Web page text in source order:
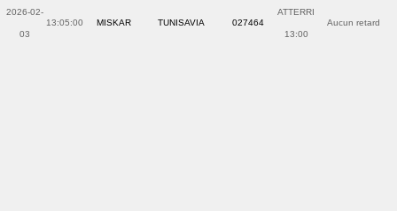
2026-02-
03
13:05:00 MISKAR TUNISAVIA 027464
ATTERRI
13:00
Aucun retard